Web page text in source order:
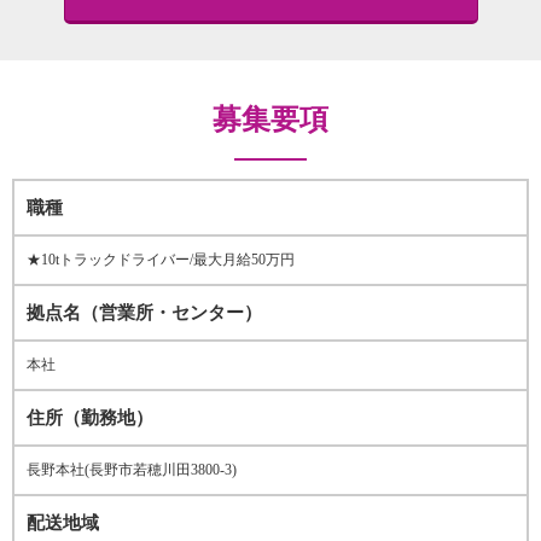
募集要項
職種
★10tトラックドライバー/最大月給50万円
拠点名（営業所・センター）
本社
住所（勤務地）
長野本社(長野市若穂川田3800-3)
配送地域